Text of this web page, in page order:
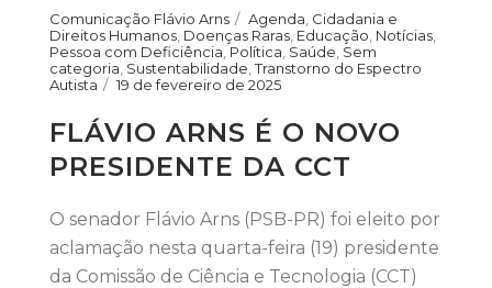
Comunicação Flávio Arns Agenda Cidadania e
Direitos Humanos Doenças Raras Educação Notícias
Pessoa com Deficiência Política Saúde Sem
categoria Sustentabilidade ,Transtorno do Espectro
Autista
19 de fevereiro de 2025
FLÁVIO ARNS É O NOVO
PRESIDENTE DA CCT
O senador Flávio Arns (PSB-PR) foi eleito por
aclamação nesta quarta-feira (19) presidente
da Comissão de Ciência e Tecnologia (CCT)